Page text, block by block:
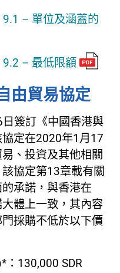
– 單位及涵蓋的
– 最低限額
由貿易協定
簽訂《中國香港與
定在2020年1月17
、投資及其他相關
協定第13章載有關
承諾，與香港在
大體上一致，其內容
採購不低於以下價
：130,000 SDR